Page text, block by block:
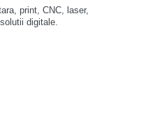
print, CNC, laser,
digitale.